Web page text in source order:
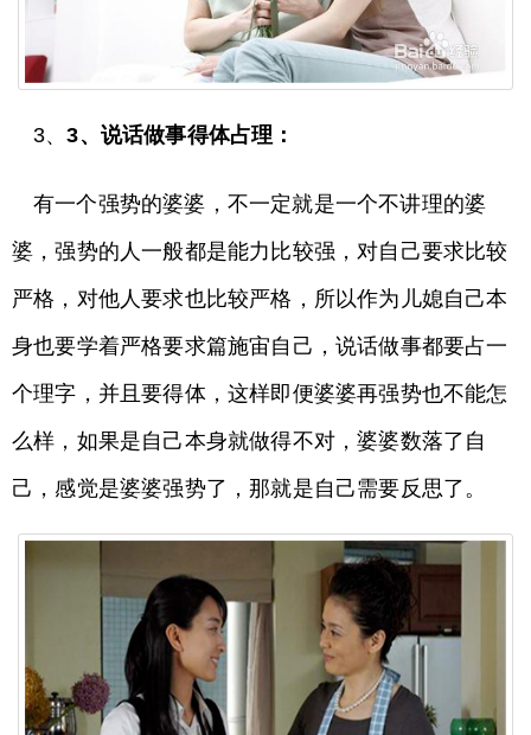
3、3、说话做事得体占理：
有一个强势的婆婆，不一定就是一个不讲理的婆
婆，强势的人一般都是能力比较强，对自己要求比较
严格，对他人要求也比较严格，所以作为儿媳自己本
身也要学着严格要求篇施宙自己，说话做事都要占一
个理字，并且要得体，这样即便婆婆再强势也不能怎
么样，如果是自己本身就做得不对，婆婆数落了自
己，感觉是婆婆强势了，那就是自己需要反思了。